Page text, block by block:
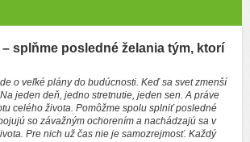
splňme posledné želania tým, ktorí
o veľké plány do budúcnosti. Keď sa svet zmenší
jeden deň, jedno stretnutie, jeden sen. A práve
celého života. Pomôžme spolu splniť posledné
so závažným ochorením a nachádzajú sa v
Pre nich už čas nie je samozrejmosť. Každý